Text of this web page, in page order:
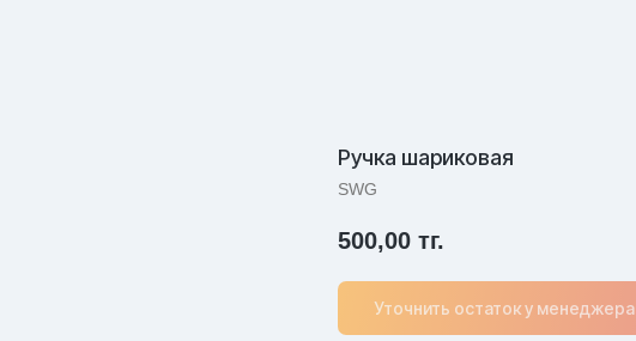
Ручка шариковая
SWG
500,00 тг.
Уточнить остаток у менеджера